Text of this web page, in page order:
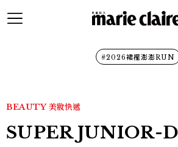
#2026裙襬澎澎RUN
BEAUTY 美妝快遞
SUPER JUNIOR-